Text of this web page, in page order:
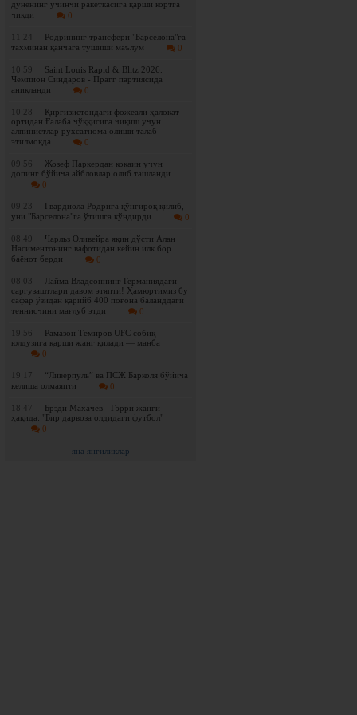
дунёнинг учинчи ракеткасига қарши кортга
чиқди
0
11:24
Родрининг трансфери "Барселона"га
тахминан қанчага тушиши маълум
0
10:59
Saint Louis Rapid & Blitz 2026.
Чемпион Синдаров - Прагг партиясида
аниқланди
0
10:28
Қирғизистондаги фожеали ҳалокат
ортидан Ғалаба чўққисига чиқиш учун
алпинистлар рухсатнома олиши талаб
этилмоқда
0
09:56
Жозеф Паркердан кокаин учун
допинг бўйича айбловлар олиб ташланди
0
09:23
Гвардиола Родрига қўнғироқ қилиб,
уни "Барселона"га ўтишга кўндирди
0
08:49
Чарльз Оливейра яқин дўсти Алан
Насиментонинг вафотидан кейин илк бор
баёнот берди
0
08:03
Лайма Владсоннинг Германиядаги
саргузаштлари давом этяпти! Ҳамюртимиз бу
сафар ўзидан қарийб 400 поғона баланддаги
теннисчини мағлуб этди
0
19:56
Рамазон Темиров UFC собиқ
юлдузига қарши жанг қилади — манба
0
19:17
“Ливерпуль” ва ПСЖ Барколя бўйича
келиша олмаяпти
0
18:47
Брэди Махачев - Гэрри жанги
ҳақида: "Бир дарвоза олдидаги футбол"
0
яна янгиликлар